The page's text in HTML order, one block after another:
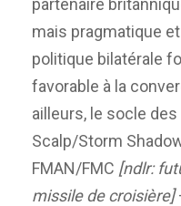
mais pragmatique
politique bilatérale
favorable à la
ailleurs, le socle
Scalp/Storm
FMAN/FMC [ndlr:
missile de croisière]